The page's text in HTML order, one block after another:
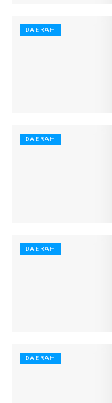
DAERAH
DAERAH
DAERAH
DAERAH